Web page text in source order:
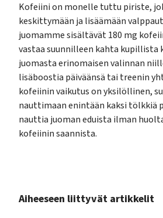
Kofeiini on monelle tuttu piriste,
keskittymään ja lisäämään
juomamme sisältävät 180 mg
vastaa suunnilleen kahta kupillista
juomasta erinomaisen valinnan
lisäboostia päiväänsä tai treenin
kofeiinin vaikutus on yksilöllinen,
nauttimaan enintään kaksi tölkkiä
nauttia juoman eduista ilman
kofeiinin saannista.
Aiheeseen liittyvät artikkelit